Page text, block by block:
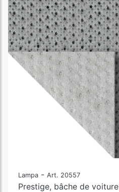
Lampa - Art. 20557
Prestige, bâche de voiture